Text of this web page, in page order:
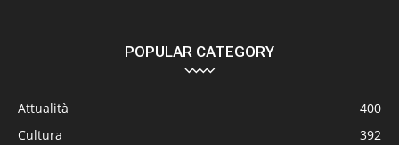
POPULAR CATEGORY
Attualità
400
Cultura
392